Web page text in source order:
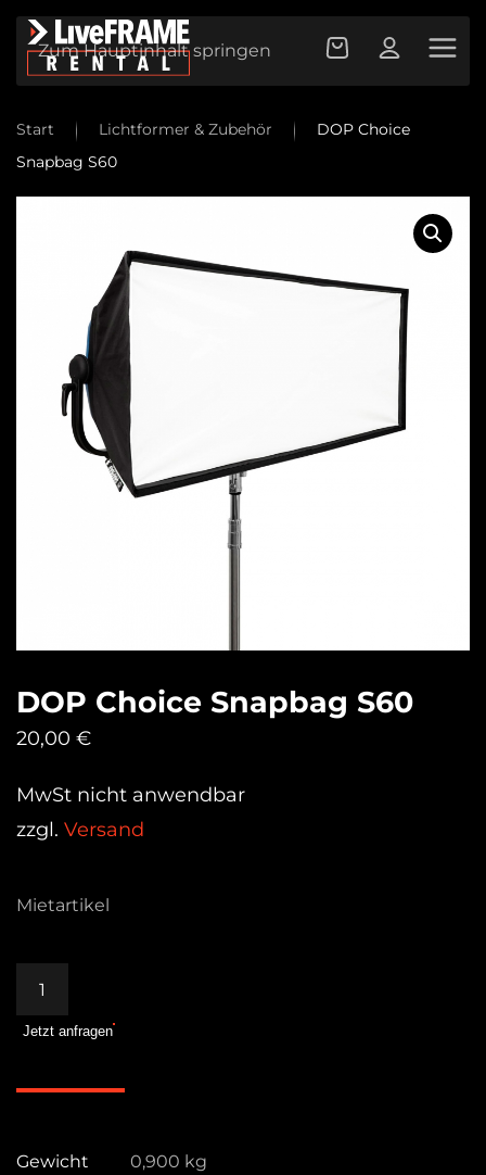
Zum Hauptinhalt springen
Start Lichtformer & Zubehör
DOP Choice
Snapbag S60
DOP Choice Snapbag S60
20,00 €
MwSt nicht anwendbar
zzgl. Versand
Mietartikel
Snapbag
Menge
Jetzt anfragen
Gewicht 0,900 kg